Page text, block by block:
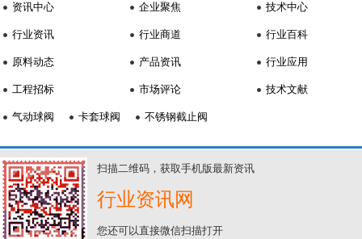
资讯中心
行业资讯
原料动态
工程招标
企业聚焦
行业商道
产品资讯
市场评论
技术中心
行业百科
行业应用
技术文献
气动球阀 卡套球阀 不锈钢截止阀
扫描二维码，获取手机版最新资讯
行业资讯网
您还可以直接微信扫描打开